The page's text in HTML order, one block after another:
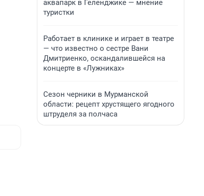
аквапарк в Геленджике — мнение
туристки
Работает в клинике и играет в театре
— что известно о сестре Вани
Дмитриенко, оскандалившейся на
концерте в «Лужниках»
Сезон черники в Мурманской
области: рецепт хрустящего ягодного
штруделя за полчаса